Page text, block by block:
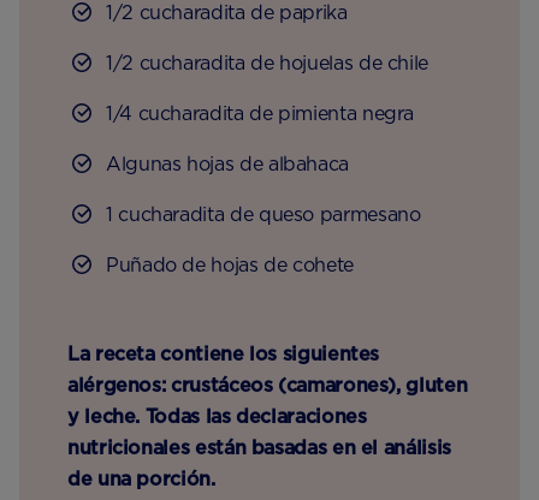
1/2 cucharadita de paprika
1/2 cucharadita de hojuelas de chile
1/4 cucharadita de pimienta negra
Algunas hojas de albahaca
1 cucharadita de queso parmesano
Puñado de hojas de cohete
La receta contiene los siguientes
alérgenos: crustáceos (camarones), gluten
y leche. Todas las declaraciones
nutricionales están basadas en el análisis
de una porción.